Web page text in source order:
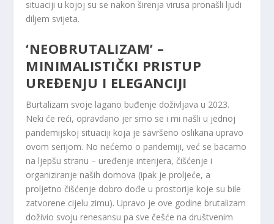
situaciji u kojoj su se nakon širenja virusa pronašli ljudi
diljem svijeta.
‘NEOBRUTALIZAM’ –
MINIMALISTIČKI PRISTUP
UREĐENJU I ELEGANCIJI
Burtalizam svoje lagano buđenje doživljava u 2023.
Neki će reći, opravdano jer smo se i mi našli u jednoj
pandemijskoj situaciji koja je savršeno oslikana upravo
ovom serijom. No nećemo o pandemiji, već se bacamo
na ljepšu stranu – uređenje interijera, čišćenje i
organiziranje naših domova (ipak je proljeće, a
proljetno čišćenje dobro dođe u prostorije koje su bile
zatvorene cijelu zimu). Upravo je ove godine brutalizam
doživio svoju renesansu pa sve češće na društvenim